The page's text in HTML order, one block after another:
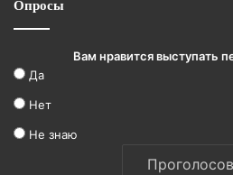
Опросы
Вам нравится выступать
Да
Нет
Не знаю